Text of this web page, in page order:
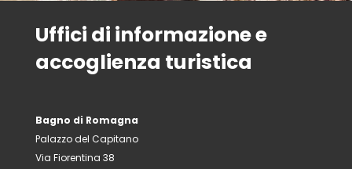
Uffici di informazione e
accoglienza turistica
Bagno di Romagna
Palazzo del Capitano
Via Fiorentina 38